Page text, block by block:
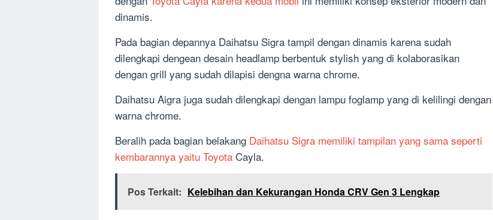
dinamis.
Pada bagian depannya Daihatsu Sigra tampil dengan dinamis karena sudah
dilengkapi dengean desain headlamp berbentuk stylish yang di kolaborasikan
dengan grill yang sudah dilapisi dengna warna chrome.
Daihatsu Aigra juga sudah dilengkapi dengan lampu foglamp yang di kelilingi dengan
warna chrome.
Beralih pada bagian belakang Daihatsu Sigra memiliki tampilan yang sama seperti
kembarannya yaitu Toyota Cayla.
Pos Terkait: Kelebihan dan Kekurangan Honda CRV Gen 3 Lengkap